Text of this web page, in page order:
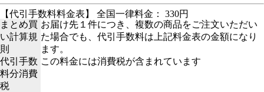
【代引手数料料金表】 全国一律料金： 330円
まとめ買
い計算規
則
お届け先１件につき、複数の商品をご注文いただい
た場合でも、代引手数料は上記料金表の金額になり
ます。
代引手数
料分消費
税
この料金には消費税が含まれています